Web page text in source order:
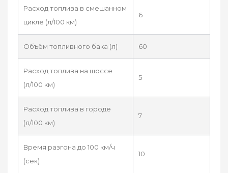
Расход топлива в смешанном
цикле (л/100 км)
6
Объём топливного бака (л) 60
Расход топлива на шоссе
(л/100 км)
5
Расход топлива в городе
(л/100 км)
7
Время разгона до 100 км/ч
(сек)
10